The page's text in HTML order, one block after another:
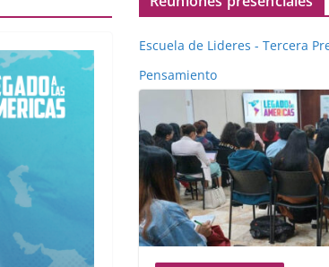
Escuela de Lideres - Tercera
Pensamiento